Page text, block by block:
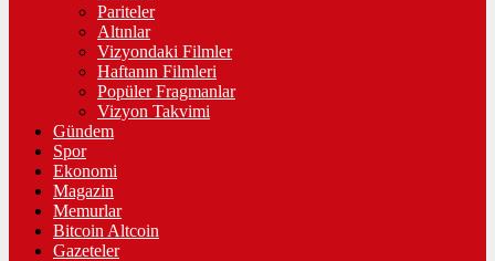
Pariteler
Altınlar
Vizyondaki Filmler
Haftanın Filmleri
Popüler Fragmanlar
Vizyon Takvimi
Gündem
Spor
Ekonomi
Magazin
Memurlar
Bitcoin Altcoin
Gazeteler